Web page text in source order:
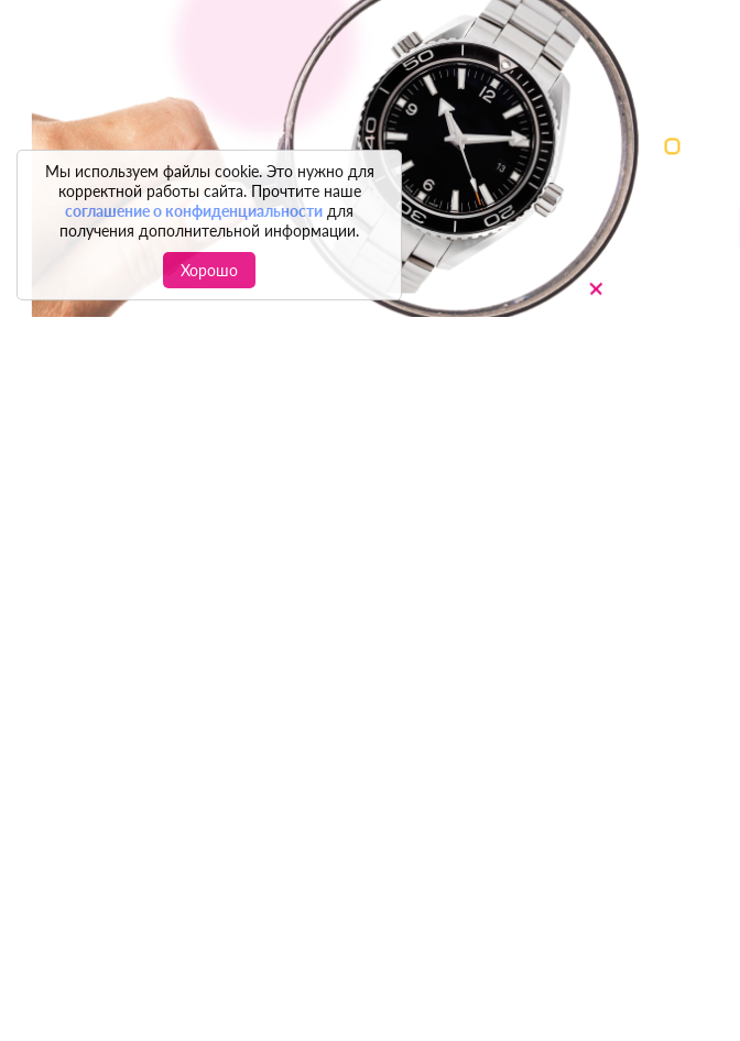
Мы используем файлы cookie. Это нужно для
корректной работы сайта. Прочтите наше
соглашение о конфиденциальности для
получения дополнительной информации.
Хорошо